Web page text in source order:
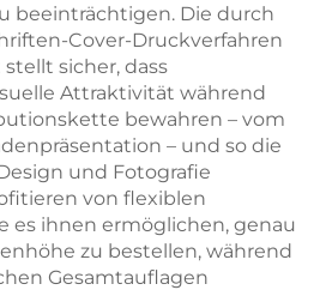
beeinträchtigen. Die durch
Cover-Druckverfahren
sicher, dass
Attraktivität während
bewahren – vom
– und so die
und Fotografie
von flexiblen
es ihnen ermöglichen, genau
zu bestellen, während
Gesamtauflagen